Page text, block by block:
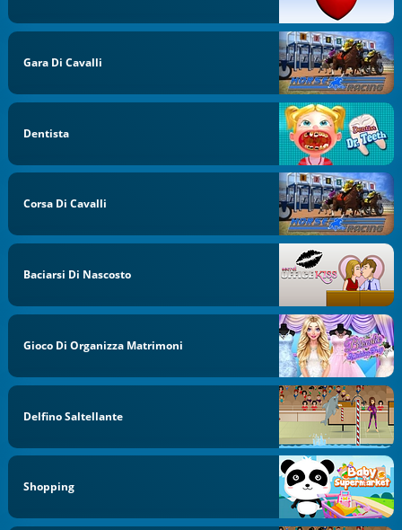
Gara Di Cavalli
Dentista
Corsa Di Cavalli
Baciarsi Di Nascosto
Gioco Di Organizza Matrimoni
Delfino Saltellante
Shopping